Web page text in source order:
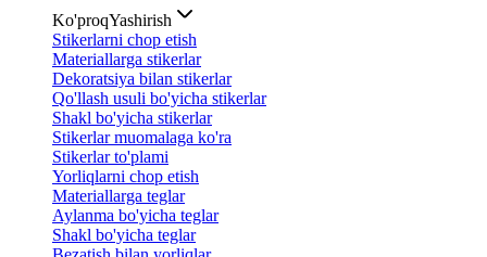
Ko'proqYashirish
Stikerlarni chop etish
Materiallarga stikerlar
Dekoratsiya bilan stikerlar
Qo'llash usuli bo'yicha stikerlar
Shakl bo'yicha stikerlar
Stikerlar muomalaga ko'ra
Stikerlar to'plami
Yorliqlarni chop etish
Materiallarga teglar
Aylanma bo'yicha teglar
Shakl bo'yicha teglar